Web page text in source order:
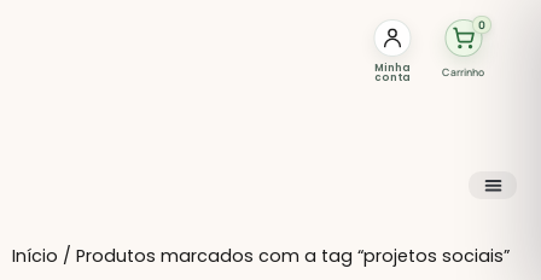
Minha
conta Carrinho
0
Início / Produtos marcados com a tag “projetos sociais”